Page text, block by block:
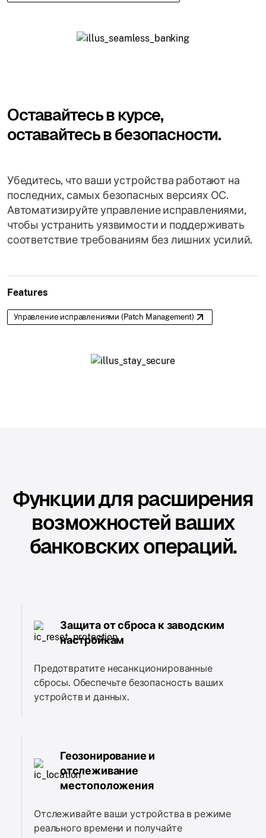
Оставайтесь в курсе,
оставайтесь в безопасности.
Убедитесь, что ваши устройства работают на
последних, самых безопасных версиях ОС.
Автоматизируйте управление исправлениями,
чтобы устранить уязвимости и поддерживать
соответствие требованиям без лишних усилий.
Features
Управление исправлениями (Patch Management)
Функции для расширения
возможностей ваших
банковских операций.
Защита от сброса к заводским
настройкам
Предотвратите несанкционированные
сбросы. Обеспечьте безопасность ваших
устройств и данных.
Геозонирование и
отслеживание
местоположения
Отслеживайте ваши устройства в режиме
реального времени и получайте